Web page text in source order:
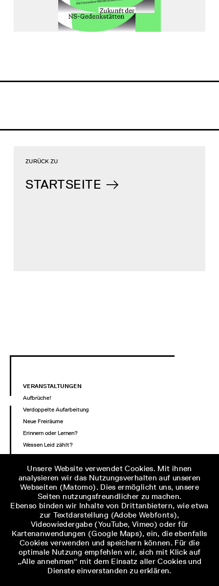
Unsere Website verwendet Cookies. Mit ihnen
analysieren wir das Nutzungsverhalten auf unseren
Webseiten (Matomo). Dies ermöglicht uns, unsere
Seiten nutzungsfreundlicher zu machen.
Ebenso binden wir Inhalte von Drittanbietern, wie etwa
zur Textdarstellung (Adobe Webfonts),
Videowiedergabe (YouTube, Vimeo) oder für
Kartenanwendungen (Google Maps), ein, die ebenfalls
Cookies verwenden und speichern können. Für die
optimale Nutzung empfehlen wir, sich mit Klick auf
„Alle annehmen“ mit dem Einsatz aller Cookies und
Dienste einverstanden zu erklären.
STARTSEITE
ZURÜCK ZU
VERANSTALTUNGEN
Aufbrüche!
Verdoppelte Aufarbeitung
Neue Freiräume
Erinnern oder Lernen?
Wessen Leid zählt?
Orte gesellschaftlicher Auseinandersetzung?
IMPRESSUM
Impressum
NETZWERK
NS-Dokumentationszentrum der Stadt Köln
Stiftung Gedenkstätten Buchenwald und Mittelbau-Dora
Lehrstühl für Geschichte in Medien und Öffentlichkeit
sächsische Landesarbeitsgemeinschaft Auseinandersetzung mit
dem Nationalsozialismus